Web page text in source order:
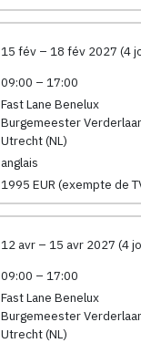
15 fév – 18 fév 2027 (4
09:00 – 17:00
Fast Lane Benelux
Burgemeester
Utrecht (NL)
anglais
1995 EUR (exempte de
12 avr – 15 avr 2027 (4
09:00 – 17:00
Fast Lane Benelux
Burgemeester
Utrecht (NL)